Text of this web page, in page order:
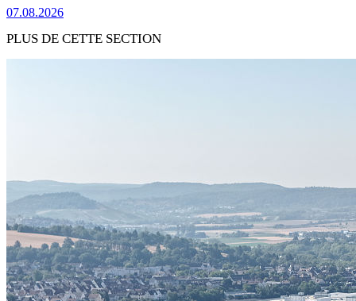
07.08.2026
PLUS DE CETTE SECTION